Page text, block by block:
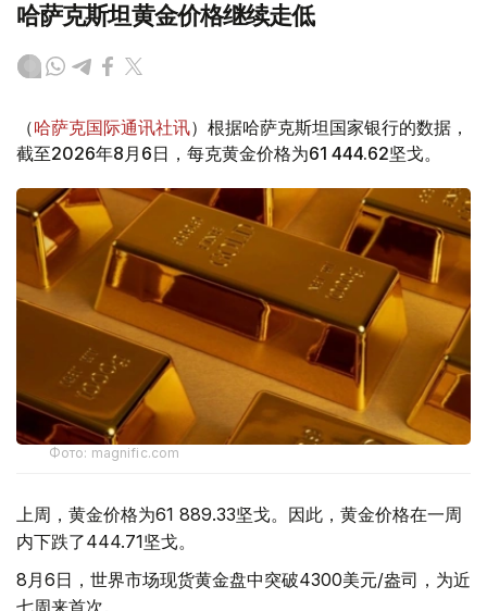
哈萨克斯坦黄金价格继续走低
（哈萨克国际通讯社讯）根据哈萨克斯坦国家银行的数据，
截至2026年8月6日，每克黄金价格为61 444.62坚戈。
Фото: magnific.com
上周，黄金价格为61 889.33坚戈。因此，黄金价格在一周
内下跌了444.71坚戈。
8月6日，世界市场现货黄金盘中突破4300美元/盎司，为近
七周来首次。